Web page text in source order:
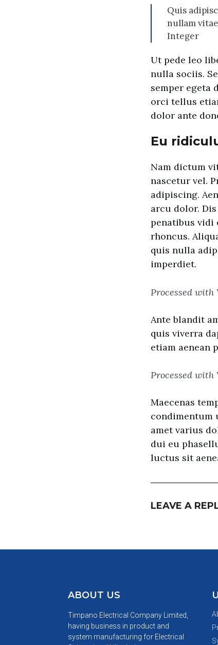
Quis
nullam
Integer
Ut pede leo
nulla sociis.
semper egeta
orci tellus
dolor ante
Eu
Nam dictum
nascetur vel.
adipiscing.
arcu dolor.
penatibus vidi
rhoncus.
quis nulla
imperdiet.
Processed with
Ante blandit
quis viverra
etiam aenean
Processed with
Maecenas
condimentum
amet varius
dui eu
luctus sit
LEAVE A
ABOUT US
Timpano Electrical Company Limited,
having business in product and
system manufacturing for Electrical